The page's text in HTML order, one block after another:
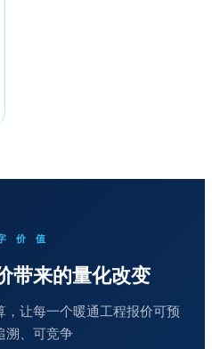
价 值
带来的量化改变
，让每一个暖通工程报价可预
溯、可竞争